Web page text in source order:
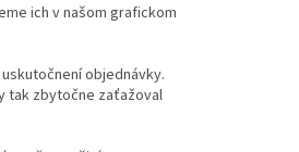
ich v našom grafickom
objednávky.
tak zbytočne zaťažoval